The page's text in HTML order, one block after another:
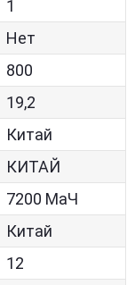
1
Нет
800
19,2
Китай
КИТАЙ
7200 МаЧ
Китай
12